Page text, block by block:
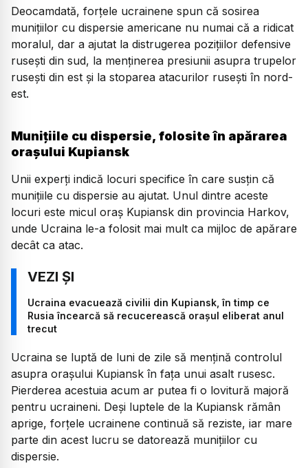
Deocamdată, forțele ucrainene spun că sosirea
munițiilor cu dispersie americane nu numai că a ridicat
moralul, dar a ajutat la distrugerea pozițiilor defensive
rusești din sud, la menținerea presiunii asupra trupelor
rusești din est și la stoparea atacurilor rusești în nord-
est.
Munițiile cu dispersie, folosite în apărarea
orașului Kupiansk
Unii experți indică locuri specifice în care susțin că
munițiile cu dispersie au ajutat. Unul dintre aceste
locuri este micul oraș Kupiansk din provincia Harkov,
unde Ucraina le-a folosit mai mult ca mijloc de apărare
decât ca atac.
Ucraina evacuează civilii din Kupiansk, în timp ce
Rusia încearcă să recucerească orașul eliberat anul
trecut
Ucraina se luptă de luni de zile să mențină controlul
asupra orașului Kupiansk în fața unui asalt rusesc.
Pierderea acestuia acum ar putea fi o lovitură majoră
pentru ucraineni. Deși luptele de la Kupiansk rămân
aprige, forțele ucrainene continuă să reziste, iar mare
parte din acest lucru se datorează munițiilor cu
dispersie.